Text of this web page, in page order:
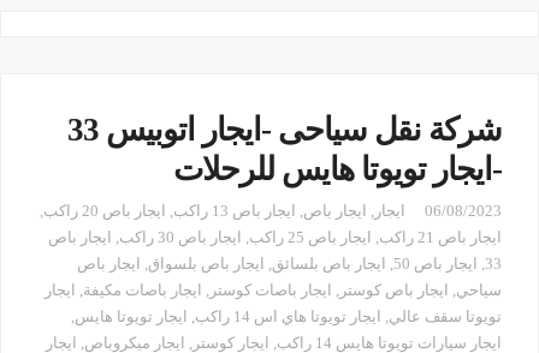
شركة نقل سياحى -ايجار اتوبيس 33
-ايجار تويوتا هايس للرحلات
06/08/2023 ايجار , ايجار باص, ايجار باص 13 راكب , ايجار باص 20 راكب
,
ايجار باص 21 راكب
, ايجار باص 25 راكب , ايجار باص 30 راكب , ايجار باص
33
, ايجار باص 50 , ايجار باص بلسائق, ايجار باص بلسواق, ايجار باص
سياحي, ايجار باص كوستر , ايجار باصات كوستر , ايجار باصات مكيفة, ايجار
تويوتا سقف عالي, ايجار تويوتا هاي اس 14 راكب , ايجار تويوتا هايس,
ايجار سيارات تويوتا هايس 14 راكب
, ايجار كوستر , ايجار ميكروباص, ايجار